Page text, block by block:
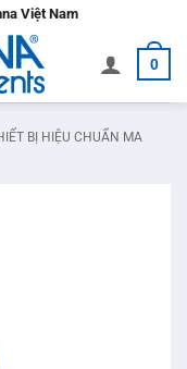
Việt Nam
0
BỊ HIỆU CHUẨN MA